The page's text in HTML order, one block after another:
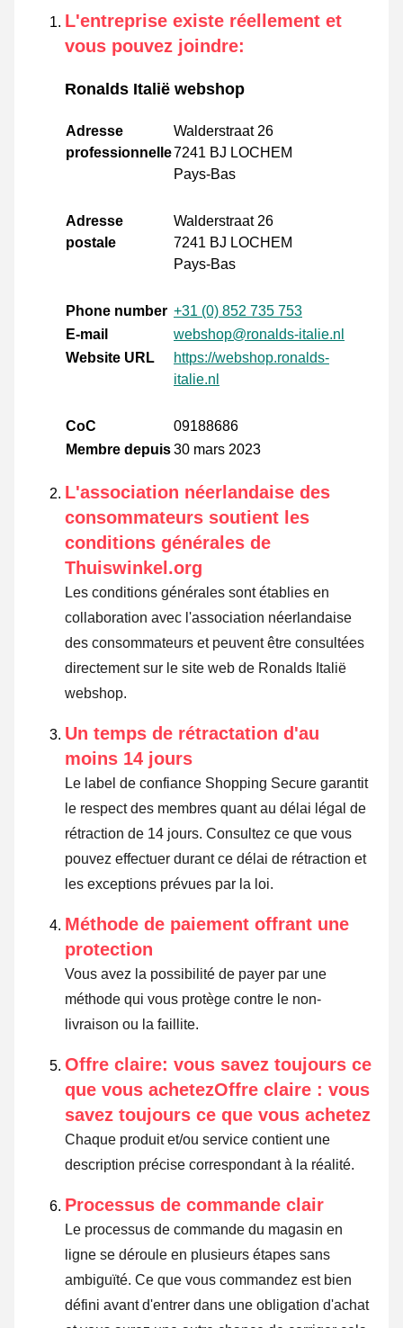
L'entreprise existe réellement et
vous pouvez joindre:
Ronalds Italië webshop
Adresse
professionnelle
Walderstraat 26
7241 BJ LOCHEM
Pays-Bas
Adresse
postale
Walderstraat 26
7241 BJ LOCHEM
Pays-Bas
Phone number +31 (0) 852 735 753
E-mail
webshop@ronalds-italie.nl
Website URL
https://webshop.ronalds-
italie.nl
CoC
09188686
Membre depuis30 mars 2023
L'association néerlandaise des
consommateurs soutient les
conditions générales de
Thuiswinkel.org
Les conditions générales sont établies en
collaboration avec l'association néerlandaise
des consommateurs et peuvent être consultées
directement sur le site web de Ronalds Italië
webshop.
Un temps de rétractation d'au
moins 14 jours
Le label de confiance Shopping Secure garantit
le respect des membres quant au délai légal de
rétraction de 14 jours. Consultez ce que vous
pouvez effectuer durant ce délai de rétraction et
les exceptions prévues par la loi.
Méthode de paiement offrant une
protection
Vous avez la possibilité de payer par une
méthode qui vous protège contre le non-
livraison ou la faillite.
Offre claire: vous savez toujours ce
que vous achetezOffre claire : vous
savez toujours ce que vous achetez
Chaque produit et/ou service contient une
description précise correspondant à la réalité.
Processus de commande clair
Le processus de commande du magasin en
ligne se déroule en plusieurs étapes sans
ambiguïté. Ce que vous commandez est bien
défini avant d'entrer dans une obligation d'achat